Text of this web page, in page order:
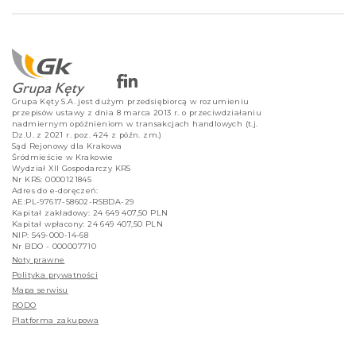
Grupa Kęty S.A. jest dużym przedsiębiorcą w rozumieniu
przepisów ustawy z dnia 8 marca 2013 r. o przeciwdziałaniu
nadmiernym opóźnieniom w transakcjach handlowych (t.j.
Dz.U. z 2021 r. poz. 424 z późn. zm.)
Sąd Rejonowy dla Krakowa
Śródmieście w Krakowie
Wydział XII Gospodarczy KRS
Nr KRS: 0000121845
Adres do e-doręczeń:
AE:PL-97617-58602-RSBDA-29
Kapitał zakładowy: 24 649 407,50 PLN
Kapitał wpłacony: 24 649 407,50 PLN
NIP: 549-000-14-68
Nr BDO - 000007710
Noty prawne
Polityka prywatności
Mapa serwisu
RODO
Platforma zakupowa